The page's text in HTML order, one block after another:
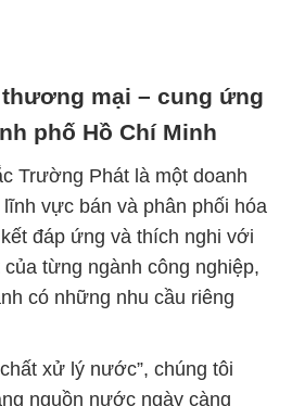
mại – cung ứng
phố Hồ Chí Minh
Trường Phát là một doanh
vực bán và phân phối hóa
đáp ứng và thích nghi với
từng ngành công nghiệp,
có những nhu cầu riêng
xử lý nước”, chúng tôi
nguồn nước ngày càng